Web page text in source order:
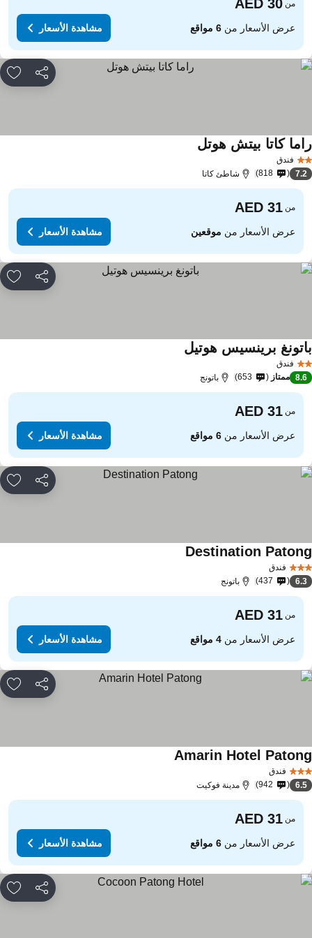
من
عرض الأسعار من6 مواقع مشاهدة الأسعار
مشاركة
فندق
كاتا بيتش هوتلمشاهدة الأسعار
7.2
818 شاطئ كاتا
من
عرض الأسعار منموقعين مشاهدة الأسعار
مشاركة
فندق
برينسيس هوتيلمشاهدة الأسعار
8.6 ممتاز 653 باتونج
من
عرض الأسعار من6 مواقع مشاهدة الأسعار
مشاركة
فندق
Destinationمشاهدة الأسعار
6.3
437 باتونج
من
عرض الأسعار من4 مواقع مشاهدة الأسعار
مشاركة
فندق
Amarin Hotel مشاهدة الأسعار
6.5
942 مدينة فوكيت
من
عرض الأسعار من6 مواقع مشاهدة الأسعار
مشاركة